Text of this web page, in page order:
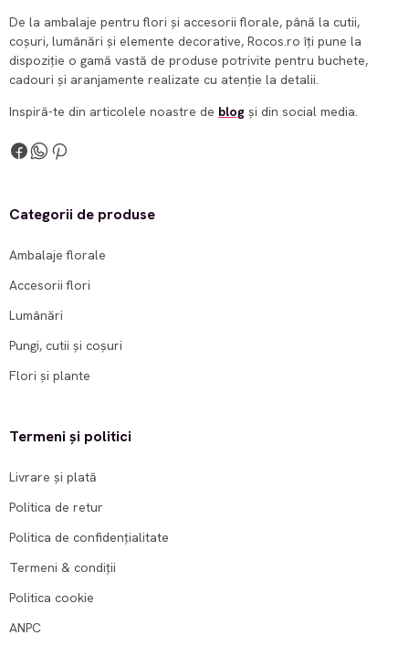
De la ambalaje pentru flori și accesorii florale, până la cutii,
coșuri, lumânări și elemente decorative, Rocos.ro îți pune la
dispoziție o gamă vastă de produse potrivite pentru buchete,
cadouri și aranjamente realizate cu atenție la detalii.
Inspiră-te din articolele noastre de blog și din social media.
Categorii de produse
Ambalaje florale
Accesorii flori
Lumânări
Pungi, cutii și coșuri
Flori și plante
Termeni și politici
Livrare și plată
Politica de retur
Politica de confidențialitate
Termeni & condiții
Politica cookie
ANPC